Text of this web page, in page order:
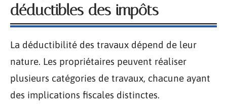
déductibles des impôts
La déductibilité des travaux dépend de leur
nature. Les propriétaires peuvent réaliser
plusieurs catégories de travaux, chacune ayant
des implications fiscales distinctes.